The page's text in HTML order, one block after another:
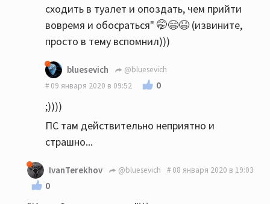
сходить в туалет и опоздать, чем прийти
вовремя и обосраться" 🤭😄😆 (извините,
просто в тему вспомнил)))
bluesevich
@bluesevich
09 января 2020 в 09:52
0
;))))
ПС там действительно неприятно и
страшно...
IvanTerekhov @bluesevich 08 января 2020 в 19:03
0